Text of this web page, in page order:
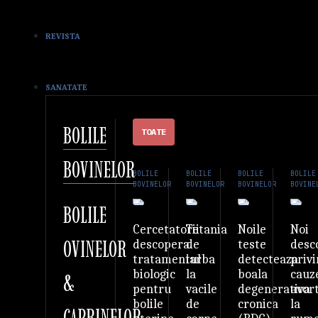
REVISTA
SANATATE
BOLILE
BOVINELOR
BOLILE
OVINELOR
&
TOATE
BOLILE
BOVINELOR
Cercetatorii
descopera
tratamentul
biologic
pentru
bolile
BOLILE
BOVINELOR
Tetania
de
iarba
la
vacile
de
BOLILE
BOVINELOR
Noile
teste
detecteaza
boala
degenerativa
cronica
BOLILE
Noi
la